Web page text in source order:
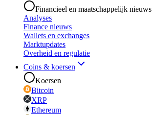
Financieel en maatschappelijk nieuws
Analyses
Finance nieuws
Wallets en exchanges
Marktupdates
Overheid en regulatie
Coins & koersen
Koersen
Bitcoin
XRP
Ethereum